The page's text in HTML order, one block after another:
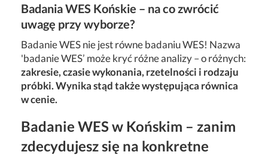
Badania WES Końskie – na co zwrócić
uwagę przy wyborze?
Badanie WES nie jest równe badaniu WES! Nazwa
'badanie WES’ może kryć różne analizy – o różnych:
zakresie, czasie wykonania, rzetelności i rodzaju
próbki. Wynika stąd także występująca równica
w cenie.
Badanie WES w Końskim – zanim
zdecydujesz się na konkretne